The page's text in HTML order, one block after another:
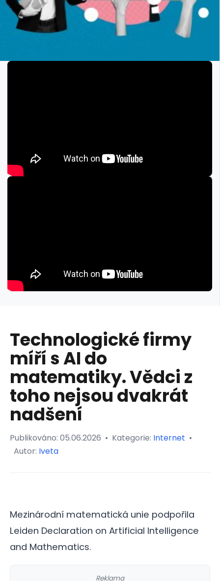
Technologické firmy
míří s AI do
matematiky. Vědci z
toho nejsou dvakrát
nadšení
Publikováno: 05.06.2026 • Kategorie: Internet •
Autor: Iveta
Mezinárodní matematická unie podpořila
Leiden Declaration on Artificial Intelligence
and Mathematics.
Reklama